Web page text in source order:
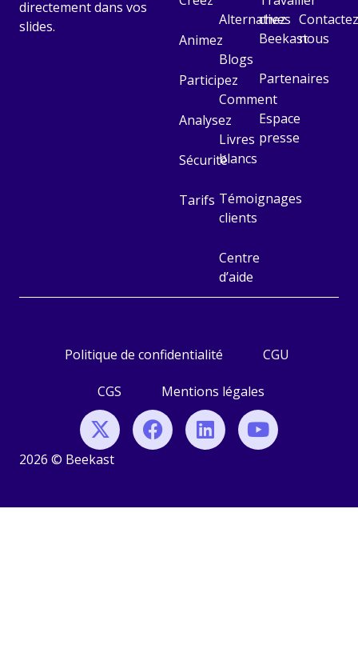
directement dans vos
slides.
Animez
Participez
Analysez
Sécurité
Tarifs
Alternatives
Blogs
Comment
Livres
blancs
Témoignages
clients
Centre
d’aide
chez
Beekast
Partenaires
Espace
presse
nous
2026 © Beekast
Politique de confidentialité CGU
CGS Mentions légales